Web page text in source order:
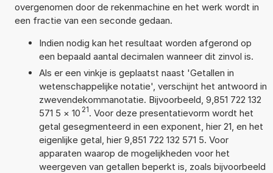
overgenomen door de rekenmachine en het werk wordt in
een fractie van een seconde gedaan.
Indien nodig kan het resultaat worden afgerond op
een bepaald aantal decimalen wanneer dit zinvol is.
Als er een vinkje is geplaatst naast 'Getallen in
wetenschappelijke notatie', verschijnt het antwoord in
zwevendekommanotatie. Bijvoorbeeld, 9,851 722 132
571 5 × 10 21. Voor deze presentatievorm wordt het
getal gesegmenteerd in een exponent, hier 21, en het
eigenlijke getal, hier 9,851 722 132 571 5. Voor
apparaten waarop de mogelijkheden voor het
weergeven van getallen beperkt is, zoals bijvoorbeeld